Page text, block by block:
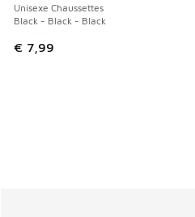
Unisexe Chaussettes
Black - Black - Black
€ 7,99